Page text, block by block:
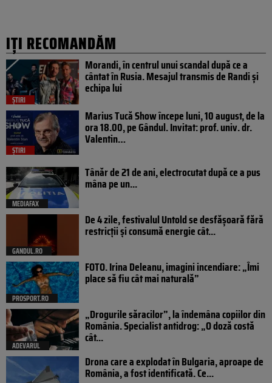
IȚI RECOMANDĂM
ȘTIRI
Morandi, în centrul unui scandal după ce a
cântat în Rusia. Mesajul transmis de Randi și
echipa lui
ȘTIRI
Marius Tucă Show începe luni, 10 august, de la
ora 18.00, pe Gândul. Invitat: prof. univ. dr.
Valentin…
MEDIAFAX
Tânăr de 21 de ani, electrocutat după ce a pus
mâna pe un...
GANDUL.RO
De 4 zile, festivalul Untold se desfășoară fără
restricții și consumă energie cât...
PROSPORT.RO
FOTO. Irina Deleanu, imagini incendiare: „Îmi
place să fiu cât mai naturală”
ADEVARUL
„Drogurile săracilor”, la îndemâna copiilor din
România. Specialist antidrog: „O doză costă
cât...
Drona care a explodat în Bulgaria, aproape de
România, a fost identificată. Ce...